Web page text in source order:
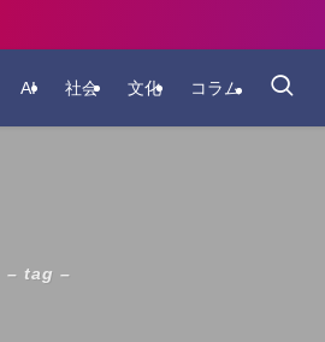
AI 社会 文化 コラム
– tag –